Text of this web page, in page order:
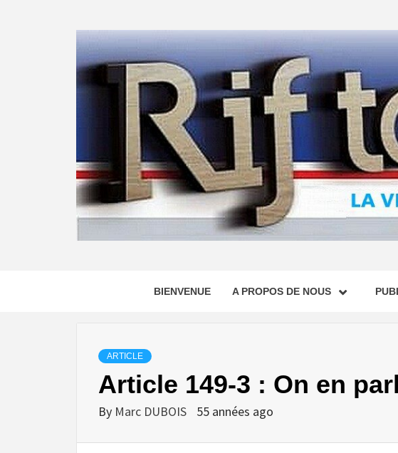
BIENVENUE A PROPOS DE NOUS
ARTICLE
Article 149-3 : On en
By Marc DUBOIS 55 années ago